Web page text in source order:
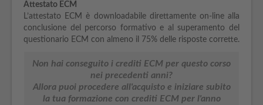
Attestato ECM
L’attestato ECM è downloadabile direttamente on-line alla
conclusione del percorso formativo e al superamento del
questionario ECM con almeno il 75% delle risposte corrette.
Non hai conseguito i crediti ECM per questo corso
nei precedenti anni?
Allora puoi procedere all'acquisto e iniziare subito
la tua formazione con crediti ECM per l'anno